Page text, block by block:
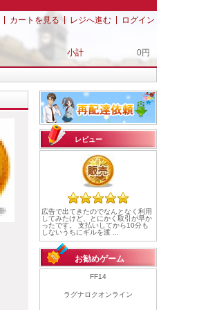
カートを見る レジへ進む ログイン
小計 0円
レビュー
広告で出てきたのでなんとなく利用
してみたけど、とにかく取引が早か
ったです。 支払いしてから10分も
しないうちにギルを渡 ...
お勧めゲーム
FF14
ラグナロクオンライン